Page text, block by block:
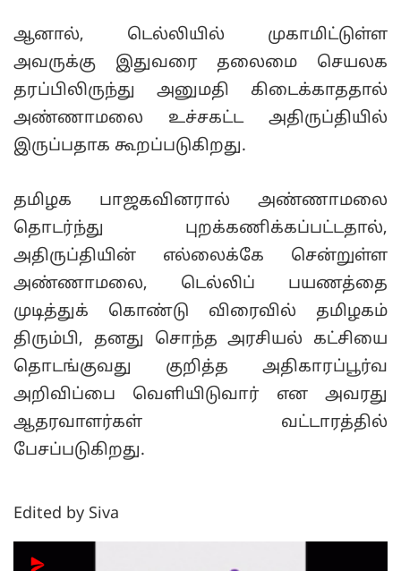
ஆனால், டெல்லியில் முகாமிட்டுள்ள
அவருக்கு இதுவரை தலைமை செயலக
தரப்பிலிருந்து அனுமதி கிடைக்காததால்
அண்ணாமலை உச்சகட்ட அதிருப்தியில்
இருப்பதாக கூறப்படுகிறது.
தமிழக பாஜகவினரால் அண்ணாமலை
தொடர்ந்து புறக்கணிக்கப்பட்டதால்,
அதிருப்தியின் எல்லைக்கே சென்றுள்ள
அண்ணாமலை, டெல்லிப் பயணத்தை
முடித்துக் கொண்டு விரைவில் தமிழகம்
திரும்பி, தனது சொந்த அரசியல் கட்சியை
தொடங்குவது குறித்த அதிகாரப்பூர்வ
அறிவிப்பை வெளியிடுவார் என அவரது
ஆதரவாளர்கள் வட்டாரத்தில்
பேசப்படுகிறது.
Edited by Siva